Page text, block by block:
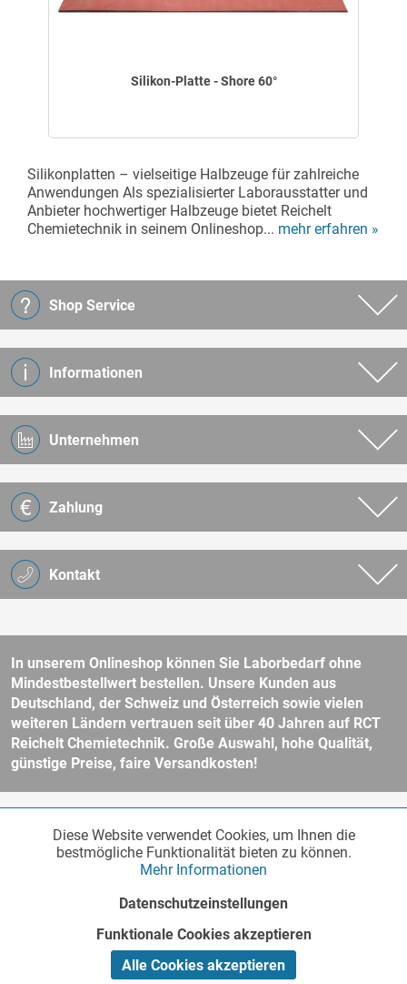
Silikon-Platte - Shore 60°
Silikonplatten – vielseitige Halbzeuge für zahlreiche
Anwendungen Als spezialisierter Laborausstatter und
Anbieter hochwertiger Halbzeuge bietet Reichelt
Chemietechnik in seinem Onlineshop... mehr erfahren »
Kontakt
Shop Service
Informationen
Unternehmen
Zahlung
In unserem Onlineshop können Sie Laborbedarf ohne
Mindestbestellwert bestellen. Unsere Kunden aus
Deutschland, der Schweiz und Österreich sowie vielen
weiteren Ländern vertrauen seit über 40 Jahren auf RCT
Reichelt Chemietechnik. Große Auswahl, hohe Qualität,
günstige Preise, faire Versandkosten!
und ggf. Nachnahmegebühren, wenn nicht anders beschrieben.
Unser Webshop richtet sich an Unternehmer, öffentliche Institute und
andere gewerbliche Kunden im Sinne des § 14 BGB. Kein Verkauf an
für weitere Informationen.
Funktionale Aktiv
Inaktiv
Diese Website verwendet Cookies, um Ihnen die
bestmögliche Funktionalität bieten zu können.
Mehr Informationen
Datenschutzeinstellungen
Funktionale Cookies akzeptieren
Alle Cookies akzeptieren